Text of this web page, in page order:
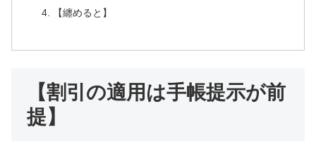
【纏めると】
【割引の適用は手帳提示が前
提】